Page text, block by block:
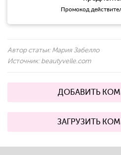
Промокод
Автор статьи: Мария Забелло
Источник: beautyvelle.com
ДОБАВИТЬ
ЗАГРУЗИТЬ